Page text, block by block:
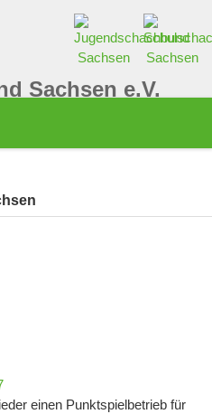
Sachsen e.V.
einen Punktspielbetrieb für